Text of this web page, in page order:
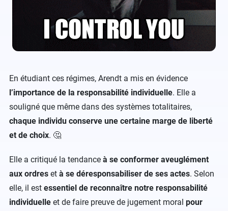
En étudiant ces régimes, Arendt a mis en évidence
l’importance de la responsabilité individuelle. Elle a
souligné que même dans des systèmes totalitaires,
chaque individu conserve une certaine marge de liberté
et de choix. 🤔
Elle a critiqué la tendance à se conformer aveuglément
aux ordres et à se déresponsabiliser de ses actes. Selon
elle, il est essentiel de reconnaître notre responsabilité
individuelle et de faire preuve de jugement moral pour